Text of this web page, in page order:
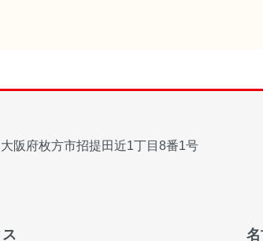
大阪府枚方市招提田近1丁目8番1号